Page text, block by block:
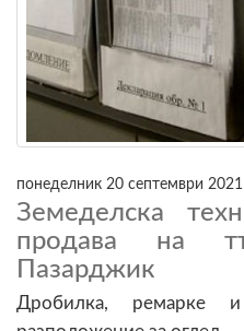
понеделник 20 септември
Земеделска
продава на
Пазарджик
Дробилка, ремарке